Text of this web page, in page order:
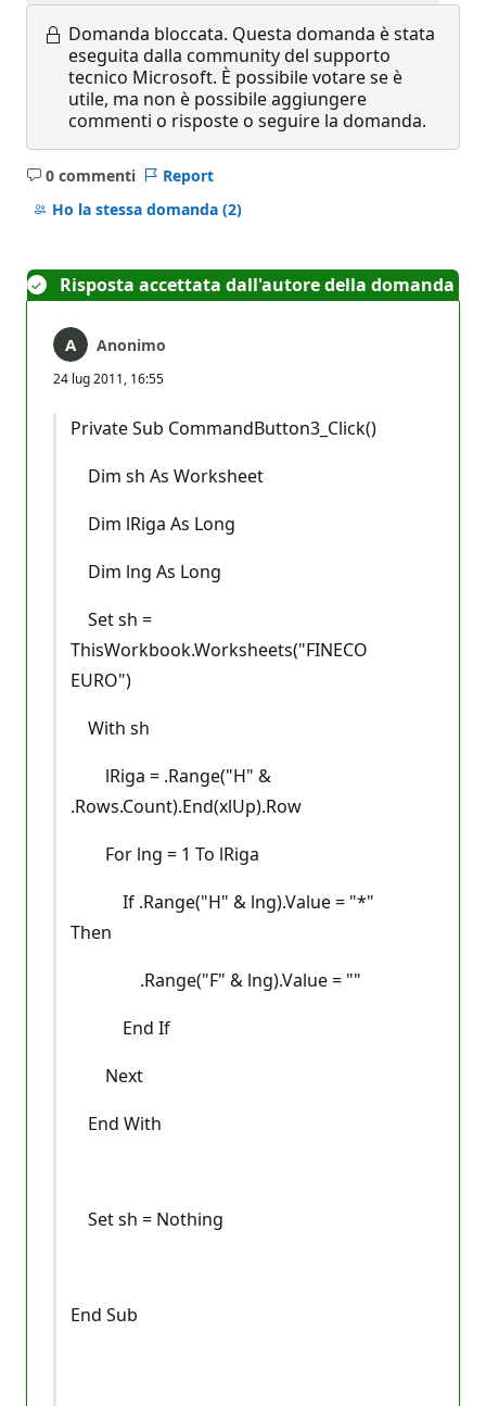
Domanda bloccata. Questa domanda è stata
eseguita dalla community del supporto
tecnico Microsoft. È possibile votare se è
utile, ma non è possibile aggiungere
commenti o risposte o seguire la domanda.
0 commenti
Nessun
commento
Report
Ho la stessa domanda (2)
Risposta accettata dall'autore della domanda
Anonimo
24 lug 2011, 16:55
Private Sub CommandButton3_Click()
Dim sh As Worksheet
Dim lRiga As Long
Dim lng As Long
Set sh =
ThisWorkbook.Worksheets("FINECO
EURO")
With sh
lRiga = .Range("H" &
.Rows.Count).End(xlUp).Row
For lng = 1 To lRiga
If .Range("H" & lng).Value = "*"
Then
.Range("F" & lng).Value = ""
End If
Next
End With
Set sh = Nothing
End Sub